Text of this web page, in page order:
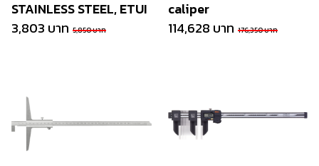
STAINLESS STEEL, ETUI
3,803 บาท 5,850 บาท
caliper
114,628 บาท 176,350 บาท